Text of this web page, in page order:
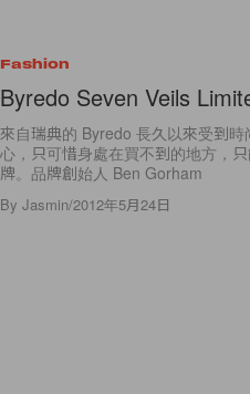
Fashion
Byredo Seven Veils
來自瑞典的 Byredo 長久以來受到
心，只可惜身處在買不到的地方，
牌。品牌創始人 Ben Gorham
By Jasmin/2012年5月24日